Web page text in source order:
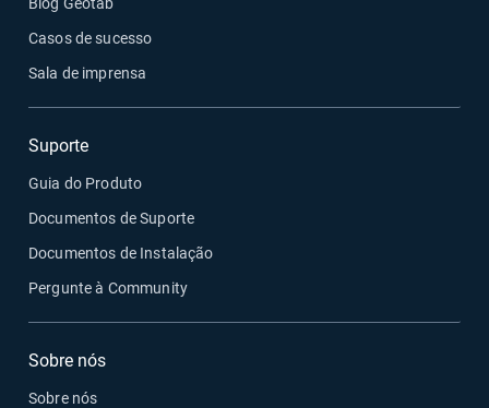
Casos de sucesso
Sala de imprensa
Suporte
Guia do Produto
Documentos de Suporte
Documentos de Instalação
Pergunte à Community
Sobre nós
Sobre nós